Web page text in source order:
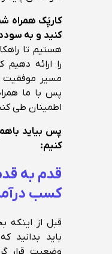
کارپَک همراه
کنید و به
هستیم تا
را ارائه دهیم
مسیر موفقیت
پس با ما
اطمینان طی
پس بیاید
کنیم:
قدم به
کسب
قبل از اینکه
باید بدانید